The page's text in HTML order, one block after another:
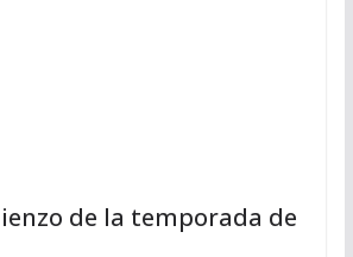
de la temporada de